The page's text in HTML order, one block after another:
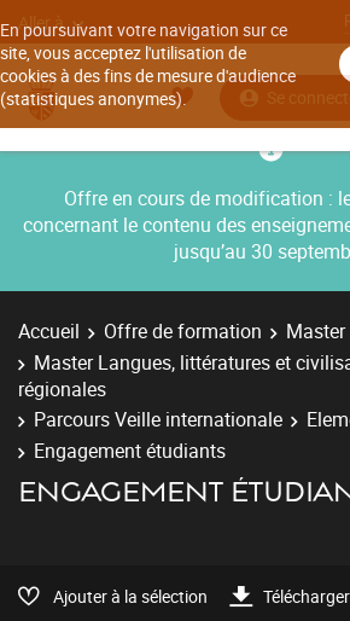
En poursuivant votre navigation sur ce
site, vous acceptez l'utilisation de
cookies à des fins de mesure d'audience
(statistiques anonymes).
Aller à
Se
Offre en cours de modification :
concernant le contenu des
jusqu’au 30
Accueil Offre de formation
Master
Master Langues, littératures et
régionales
Parcours Veille internationale
Engagement étudiants
ENGAGEMENT
Ajouter à la sélection Télécharger